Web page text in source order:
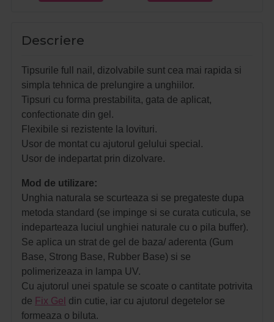
Descriere
Tipsurile full nail, dizolvabile sunt cea mai rapida si
simpla tehnica de prelungire a unghiilor.
Tipsuri cu forma prestabilita, gata de aplicat,
confectionate din gel.
Flexibile si rezistente la lovituri.
Usor de montat cu ajutorul gelului special.
Usor de indepartat prin dizolvare.
Mod de utilizare:
Unghia naturala se scurteaza si se pregateste dupa
metoda standard (se impinge si se curata cuticula, se
indeparteaza luciul unghiei naturale cu o pila buffer).
Se aplica un strat de gel de baza/ aderenta (Gum
Base, Strong Base, Rubber Base) si se
polimerizeaza in lampa UV.
Cu ajutorul unei spatule se scoate o cantitate potrivita
de Fix Gel din cutie, iar cu ajutorul degetelor se
formeaza o biluta.